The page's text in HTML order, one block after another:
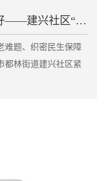
银龄聚力暖邻里代际相融筑美好——建兴社区“老伙伴”
题、织密民生保障
都林街道建兴社区紧